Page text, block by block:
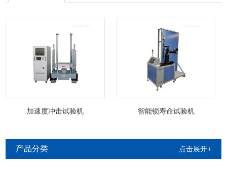
加速度冲击试验机 智能锁寿命试验机
产品分类 点击展开+